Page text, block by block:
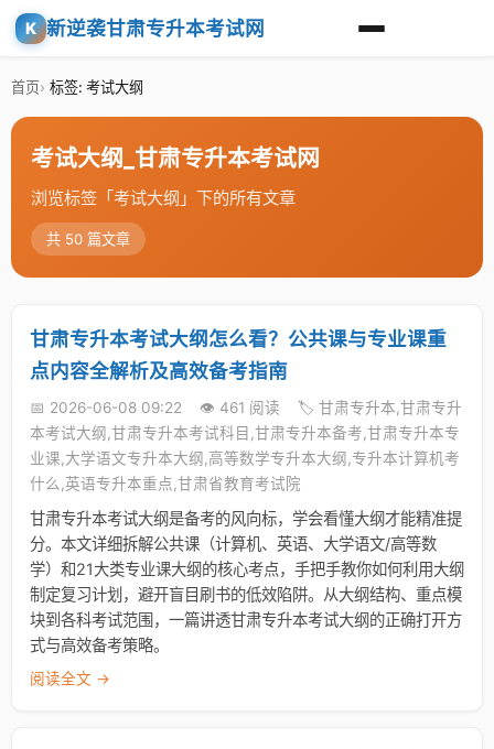
K 新逆袭甘肃专升本考试网
首页 标签: 考试大纲
考试大纲_甘肃专升本考试网
浏览标签「考试大纲」下的所有文章
共 50 篇文章
甘肃专升本考试大纲怎么看？公共课与专业课重
点内容全解析及高效备考指南
📅 2026-06-08 09:22 👁️ 461 阅读
🏷️ 甘肃专升本,甘肃专升
本考试大纲,甘肃专升本考试科目,甘肃专升本备考,甘肃专升本专
业课,大学语文专升本大纲,高等数学专升本大纲,专升本计算机考
什么,英语专升本重点,甘肃省教育考试院
甘肃专升本考试大纲是备考的风向标，学会看懂大纲才能精准提
分。本文详细拆解公共课（计算机、英语、大学语文/高等数
学）和21大类专业课大纲的核心考点，手把手教你如何利用大纲
制定复习计划，避开盲目刷书的低效陷阱。从大纲结构、重点模
块到各科考试范围，一篇讲透甘肃专升本考试大纲的正确打开方
式与高效备考策略。
阅读全文 →